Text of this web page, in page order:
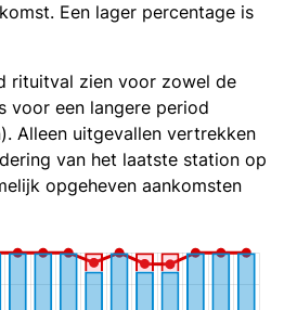
Een lager percentage is
rituitval zien voor zowel de
voor een langere period
Alleen uitgevallen vertrekken
van het laatste station op
opgeheven aankomsten